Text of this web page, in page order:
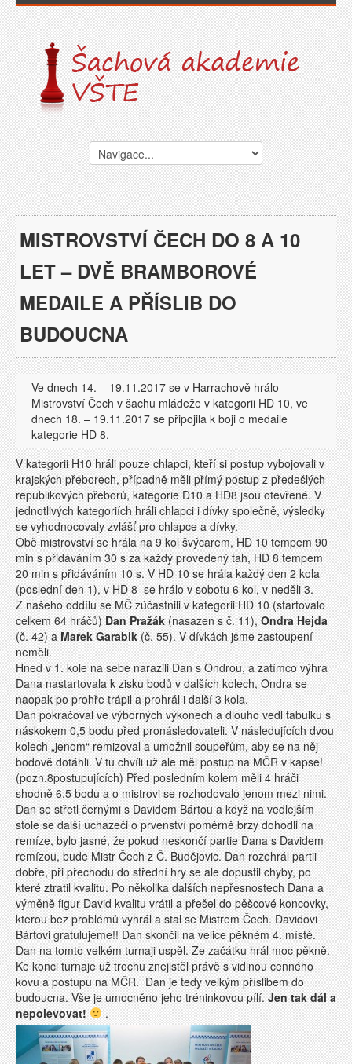
MISTROVSTVÍ ČECH DO 8 A 10
LET – DVĚ BRAMBOROVÉ
MEDAILE A PŘÍSLIB DO
BUDOUCNA
Ve dnech 14. – 19.11.2017 se v Harrachově hrálo
Mistrovství Čech v šachu mládeže v kategorii HD 10, ve
dnech 18. – 19.11.2017 se připojila k boji o medaile
kategorie HD 8.
V kategorii H10 hráli pouze chlapci, kteří si postup vybojovali v
krajských přeborech, případně měli přímý postup z předešlých
republikových přeborů, kategorie D10 a HD8 jsou otevřené. V
jednotlivých kategoriích hráli chlapci i dívky společně, výsledky
se vyhodnocovaly zvlášť pro chlapce a dívky.
Obě mistrovství se hrála na 9 kol švýcarem, HD 10 tempem 90
min s přidáváním 30 s za každý provedený tah, HD 8 tempem
20 min s přidáváním 10 s. V HD 10 se hrála každý den 2 kola
(poslední den 1), v HD 8 se hrálo v sobotu 6 kol, v neděli 3.
Z našeho oddílu se MČ zúčastnili v kategorii HD 10 (startovalo
celkem 64 hráčů)Dan Pražák(nasazen s č. 11),Ondra Hejda
(č. 42) aMarek Garabik(č. 55). V dívkách jsme zastoupení
neměli.
Hned v 1. kole na sebe narazili Dan s Ondrou, a zatímco výhra
Dana nastartovala k zisku bodů v dalších kolech, Ondra se
naopak po prohře trápil a prohrál i další 3 kola.
Dan pokračoval ve výborných výkonech a dlouho vedl tabulku s
náskokem 0,5 bodu před pronásledovateli. V následujících dvou
kolech „jenom“ remizoval a umožnil soupeřům, aby se na něj
bodově dotáhli. V tu chvíli už ale měl postup na MČR v kapse!
(pozn.8postupujících) Před posledním kolem měli 4 hráči
shodně 6,5 bodu a o mistrovi se rozhodovalo jenom mezi nimi.
Dan se střetl černými s Davidem Bártou a když na vedlejším
stole se další uchazeči o prvenství poměrně brzy dohodli na
remíze, bylo jasné, že pokud neskončí partie Dana s Davidem
remízou, bude Mistr Čech z Č. Budějovic. Dan rozehrál partii
dobře, při přechodu do střední hry se ale dopustil chyby, po
které ztratil kvalitu. Po několika dalších nepřesnostech Dana a
výměně figur David kvalitu vrátil a přešel do pěšcové koncovky,
kterou bez problémů vyhrál a stal se Mistrem Čech. Davidovi
Bártovi gratulujeme!! Dan skončil na velice pěkném 4. místě.
Dan na tomto velkém turnaji uspěl. Ze začátku hrál moc pěkně.
Ke konci turnaje už trochu znejistěl právě s vidinou cenného
kovu a postupu na MČR. Dan je tedy velkým příslibem do
budoucna. Vše je umocněno jeho tréninkovou pílí.Jen tak dál a
nepolevovat!
.